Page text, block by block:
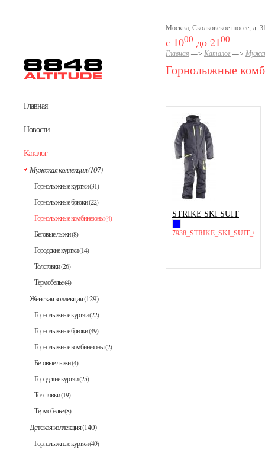
Главная
Новости
Каталог
Мужская коллекция(107)
Горнолыжные куртки(31)
Горнолыжные брюки(22)
Горнолыжные комбинезоны(4)
Беговые лыжи(8)
Городские куртки(14)
Толстовки(26)
Термобелье(4)
Женская коллекция(129)
Горнолыжные куртки(22)
Горнолыжные брюки(49)
Горнолыжные комбинезоны(2)
Беговые лыжи(4)
Городские куртки(25)
Толстовки(19)
Термобелье(8)
Детская коллекция(140)
Горнолыжные куртки(49)
Москва, Сколковское шоссе, д.
с 1000 до 2100
Главная —> Каталог —>
Горнолыжные
STRIKE SKI SUIT